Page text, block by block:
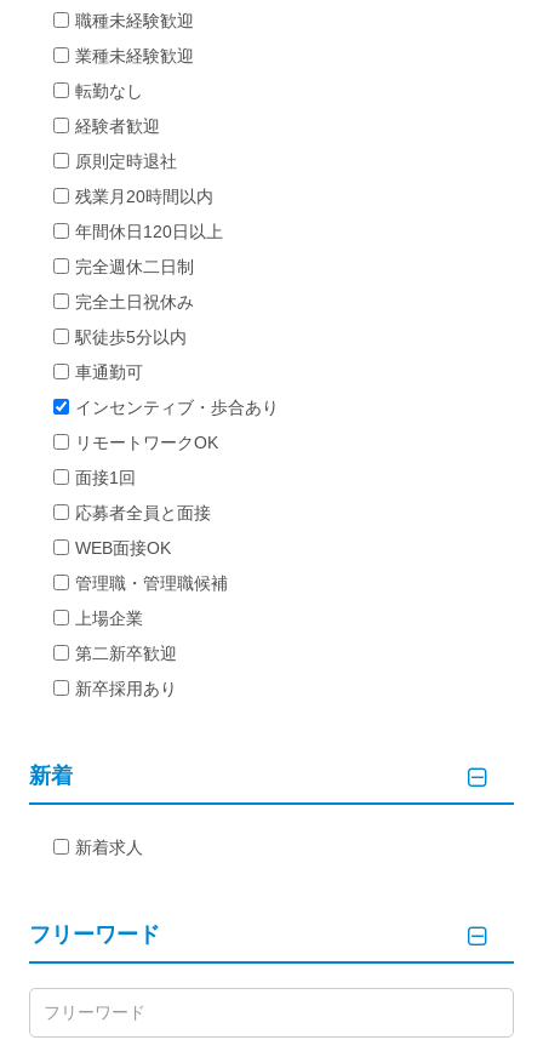
職種未経験歓迎
業種未経験歓迎
転勤なし
経験者歓迎
原則定時退社
残業月20時間以内
年間休日120日以上
完全週休二日制
完全土日祝休み
駅徒歩5分以内
車通勤可
インセンティブ・歩合あり
リモートワークOK
面接1回
応募者全員と面接
WEB面接OK
管理職・管理職候補
上場企業
第二新卒歓迎
新卒採用あり
新着
新着求人
フリーワード